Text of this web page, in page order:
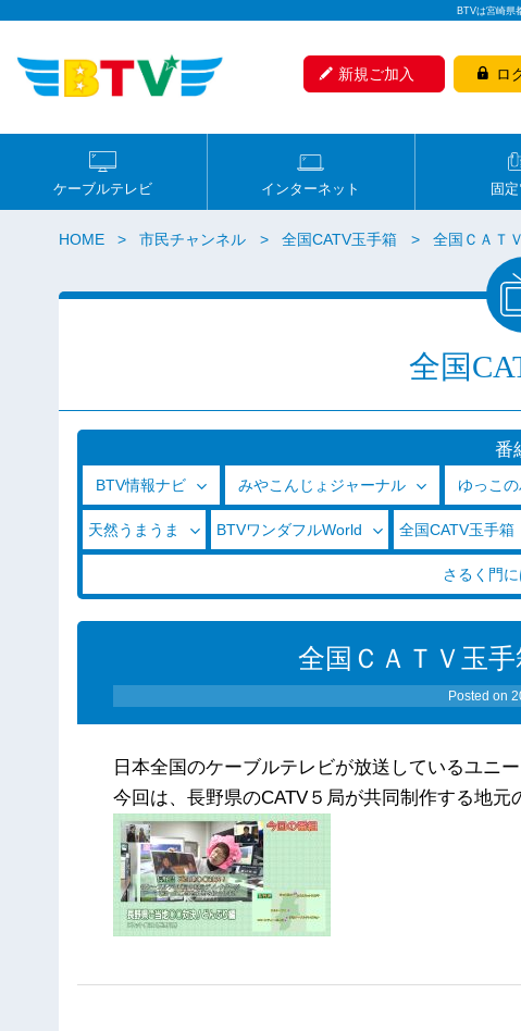
BTVは宮崎県
新規ご加入 ロ
ケーブルテレビ インターネット 固
HOME 市民チャンネル 全国CATV玉手箱 全国ＣＡＴ
全国
番
BTV情報ナビ みやこんじょジャーナル ゆっこ
天然うまうま BTVワンダフルWorld 全国CATV玉手箱
さるく門
全国ＣＡＴＶ玉手
Posted on
日本全国のケーブルテレビが放送しているユニ
今回は、長野県のCATV５局が共同制作する地元